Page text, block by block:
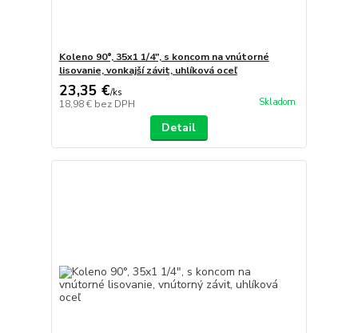
Koleno 90°, 35x1 1/4", s koncom na vnútorné
lisovanie, vonkajší závit, uhlíková oceľ
23,35 €/ks
18,98 € bez DPH Skladom
Detail